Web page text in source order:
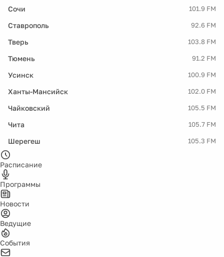
Сочи 101.9 FM
Ставрополь 92.6 FM
Тверь 103.8 FM
Тюмень 91.2 FM
Усинск 100.9 FM
Ханты-Мансийск 102.0 FM
Чайковский 105.5 FM
Чита 105.7 FM
Шерегеш 105.3 FM
Расписание
Программы
Новости
Ведущие
События